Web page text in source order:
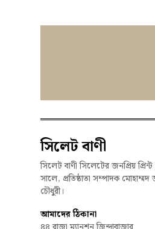
সিলেট বাণী
সিলেট বাণী সিলেটের জনপ্রিয়
সালে, প্রতিষ্ঠাতা সম্পাদক
চৌধুরী।
আমাদের ঠিকানা